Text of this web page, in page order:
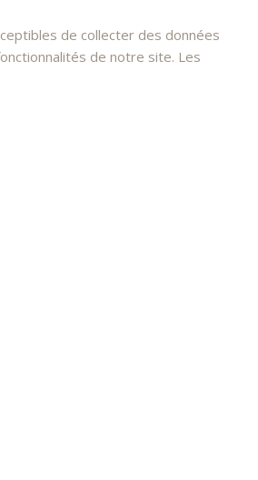
de collecter des données
de notre site. Les